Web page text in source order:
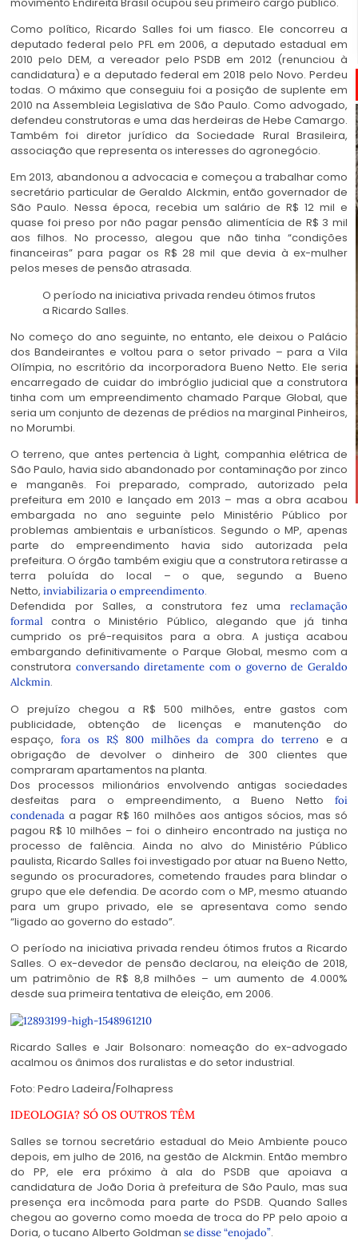
Como político, Ricardo Salles foi um fiasco. Ele concorreu a
deputado federal pelo PFL em 2006, a deputado estadual em
2010 pelo DEM, a vereador pelo PSDB em 2012 (renunciou à
candidatura) e a deputado federal em 2018 pelo Novo. Perdeu
todas. O máximo que conseguiu foi a posição de suplente em
2010 na Assembleia Legislativa de São Paulo. Como advogado,
defendeu construtoras e uma das herdeiras de Hebe Camargo.
Também foi diretor jurídico da Sociedade Rural Brasileira,
associação que representa os interesses do agronegócio.
Em 2013, abandonou a advocacia e começou a trabalhar como
secretário particular de Geraldo Alckmin, então governador de
São Paulo. Nessa época, recebia um salário de R$ 12 mil e
quase foi preso por não pagar pensão alimentícia de R$ 3 mil
aos filhos. No processo, alegou que não tinha “condições
financeiras” para pagar os R$ 28 mil que devia à ex-mulher
pelos meses de pensão atrasada.
O período na iniciativa privada rendeu ótimos frutos
a Ricardo Salles.
No começo do ano seguinte, no entanto, ele deixou o Palácio
dos Bandeirantes e voltou para o setor privado – para a Vila
Olímpia, no escritório da incorporadora Bueno Netto. Ele seria
encarregado de cuidar do imbróglio judicial que a construtora
tinha com um empreendimento chamado Parque Global, que
seria um conjunto de dezenas de prédios na marginal Pinheiros,
no Morumbi.
O terreno, que antes pertencia à Light, companhia elétrica de
São Paulo, havia sido abandonado por contaminação por zinco
e manganês. Foi preparado, comprado, autorizado pela
prefeitura em 2010 e lançado em 2013 – mas a obra acabou
embargada no ano seguinte pelo Ministério Público por
problemas ambientais e urbanísticos. Segundo o MP, apenas
parte do empreendimento havia sido autorizada pela
prefeitura. O órgão também exigiu que a construtora retirasse a
terra poluída do local – o que, segundo a Bueno
Netto, inviabilizaria o empreendimento.
Defendida por Salles, a construtora fez uma reclamação
formal
contra o Ministério Público, alegando que já tinha
cumprido os pré-requisitos para a obra. A justiça acabou
embargando definitivamente o Parque Global, mesmo com a
construtora conversando diretamente com o governo de Geraldo
Alckmin.
O prejuízo chegou a R$ 500 milhões, entre gastos com
publicidade, obtenção de licenças e manutenção do
espaço, fora os R$ 800 milhões da compra do terreno e a
obrigação de devolver o dinheiro de 300 clientes que
compraram apartamentos na planta.
Dos processos milionários envolvendo antigas sociedades
desfeitas para o empreendimento, a Bueno Netto foi
condenada a pagar R$ 160 milhões aos antigos sócios, mas só
pagou R$ 10 milhões – foi o dinheiro encontrado na justiça no
processo de falência. Ainda no alvo do Ministério Público
paulista, Ricardo Salles foi investigado por atuar na Bueno Netto,
segundo os procuradores, cometendo fraudes para blindar o
grupo que ele defendia. De acordo com o MP, mesmo atuando
para um grupo privado, ele se apresentava como sendo
“ligado ao governo do estado”.
O período na iniciativa privada rendeu ótimos frutos a Ricardo
Salles. O ex-devedor de pensão declarou, na eleição de 2018,
um patrimônio de R$ 8,8 milhões – um aumento de 4.000%
desde sua primeira tentativa de eleição, em 2006.
Ricardo Salles e Jair Bolsonaro: nomeação do ex-advogado
acalmou os ânimos dos ruralistas e do setor industrial.
Foto: Pedro Ladeira/Folhapress
IDEOLOGIA? SÓ OS OUTROS TÊM
Salles se tornou secretário estadual do Meio Ambiente pouco
depois, em julho de 2016, na gestão de Alckmin. Então membro
do PP, ele era próximo à ala do PSDB que apoiava a
candidatura de João Doria à prefeitura de São Paulo, mas sua
presença era incômoda para parte do PSDB. Quando Salles
chegou ao governo como moeda de troca do PP pelo apoio a
Doria, o tucano Alberto Goldman se disse “enojado”.